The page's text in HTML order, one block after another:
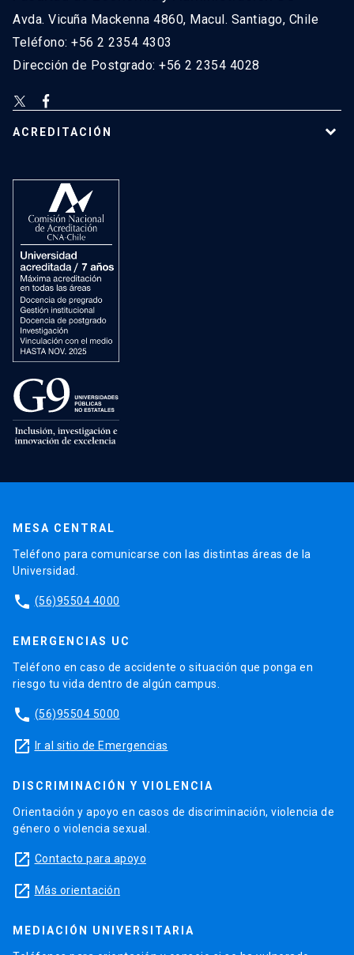
Avda. Vicuña Mackenna 4860, Macul. Santiago, Chile
Teléfono: +56 2 2354 4303
Dirección de Postgrado: +56 2 2354 4028
ACREDITACIÓN
MESA CENTRAL
Teléfono para comunicarse con las distintas áreas de la
Universidad.
phone (56)95504 4000
EMERGENCIAS UC
Teléfono en caso de accidente o situación que ponga en
riesgo tu vida dentro de algún campus.
phone (56)95504 5000
launch Ir al sitio de Emergencias
DISCRIMINACIÓN Y VIOLENCIA
Orientación y apoyo en casos de discriminación, violencia de
género o violencia sexual.
launch Contacto para apoyo
launch Más orientación
MEDIACIÓN UNIVERSITARIA